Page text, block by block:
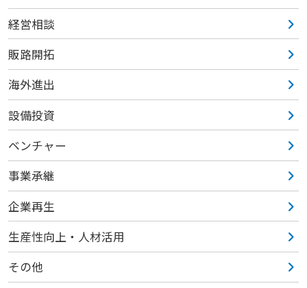
経営相談
販路開拓
海外進出
設備投資
ベンチャー
事業承継
企業再生
生産性向上・人材活用
その他